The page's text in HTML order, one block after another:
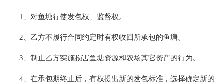
1、对鱼塘行使发包权、监督权。
2、乙方不履行合同约定时有权收回所承包的鱼塘。
3、制止乙方实施损害鱼塘资源和农场其它资产的行为。
4、在承包期终止后，有权提出新的发包标准，选择确定新的